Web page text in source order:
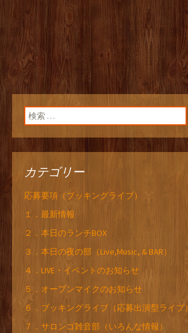
検索:
カテゴリー
応募要項（ブッキングライブ）
１．最新情報
２．本日のランチBOX
３．本日の夜の部（Live,Music, & BAR）
４．LIVE・イベントのお知らせ
５．オープンマイクのお知らせ
６．ブッキングライブ（応募出演型ライブ）
７．サロンゴ雑音部（いろんな情報）